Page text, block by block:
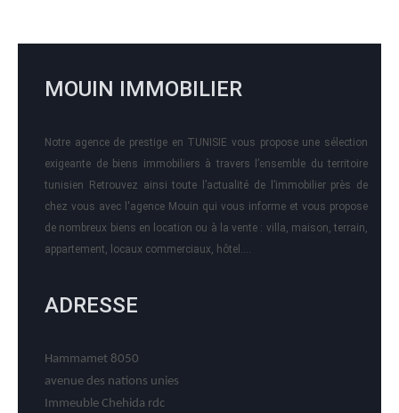
MOUIN IMMOBILIER
Notre agence de prestige en TUNISIE vous propose une sélection
exigeante de biens immobiliers à travers l’ensemble du territoire
tunisien Retrouvez ainsi toute l’actualité de l’immobilier près de
chez vous avec l'agence Mouin qui vous informe et vous propose
de nombreux biens en location ou à la vente : villa, maison, terrain,
appartement, locaux commerciaux, hôtel….
ADRESSE
Hammamet 8050
avenue des nations unies
Immeuble Chehida rdc